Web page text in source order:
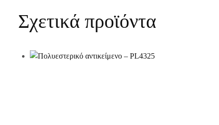
Σχετικά προϊόντα